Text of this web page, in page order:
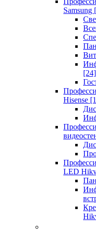
Samsung
[24]
Hisense
LED